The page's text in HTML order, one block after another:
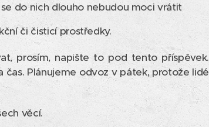
do nich dlouho nebudou moci vrátit
či čisticí prostředky.
prosím, napište to pod tento příspěvek.
čas. Plánujeme odvoz v pátek, protože lidé
věcí.